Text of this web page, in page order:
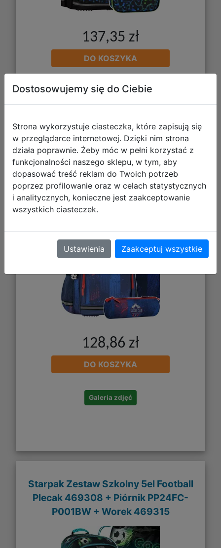
137,35 zł
DO KOSZYKA
Galeria zdjęć
Starpak Zestaw Szkolny 3el. Soccer
Plecak 550881 + Piórnik 550973 +
Worek 550832
128,86 zł
DO KOSZYKA
Galeria zdjęć
Starpak Zestaw Szkolny 5el Football
Plecak 469308 + Piórnik PP24FC-
P001BW + Worek 469315
Dostosowujemy się do Ciebie
Strona wykorzystuje ciasteczka, które zapisują się
w przeglądarce internetowej. Dzięki nim strona
działa poprawnie. Żeby móc w pełni korzystać z
funkcjonalności naszego sklepu, w tym, aby
dopasować treść reklam do Twoich potrzeb
poprzez profilowanie oraz w celach statystycznych
i analitycznych, konieczne jest zaakceptowanie
wszystkich ciasteczek.
Ustawienia Zaakceptuj wszystkie